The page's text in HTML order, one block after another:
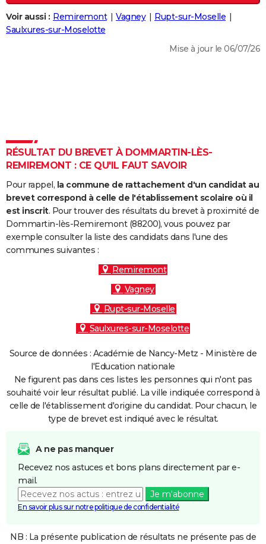
Destinations
City break
Voyage nature
Voyage de noces
Forum
Climat
+
PHOTO
COPAINS D'AVANT
S'inscrire
Se connecter
Lycées
Collèges
Primaires
Universités
Entreprises
Service militaire
Avis de recherche
AVIS DE DÉCÈS
FORUM
Bricolage
Lifestyle
Culture
Sport
Auto
Television
Voyage
Cinema
Voir aussi : Remiremont Vagney
Rupt-sur-Moselle
Saulxures-sur-Moselotte
Mise à jour le 06/07/26
RÉSULTAT DU BREVET À DOMMARTIN-LÈS-
REMIREMONT : CE QU'IL FAUT SAVOIR
Pour rappel, la commune de rattachement d'un candidat au
brevet correspond à celle de l'établissement scolaire où il
est inscrit. Pour trouver des résultats du brevet à proximité de
Dommartin-lès-Remiremont (88200), vous pouvez par
exemple consulter la liste des candidats dans l'une des
communes suivantes :
Remiremont
Vagney
Rupt-sur-Moselle
Saulxures-sur-Moselotte
Source de données : Académie de Nancy-Metz - Ministère de
l'Education nationale
Ne figurent pas dans ces listes les personnes qui n'ont pas
souhaité voir leur résultat publié. La ville indiquée correspond à
celle de l'établissement d'origine du candidat. Pour chacun, le
type de brevet est indiqué avec le résultat.
A ne pas manquer
Recevez nos astuces et bons plans directement par e-
mail.
Je m'abonne
En savoir plus sur notre politique de confidentialité
NB : La présente publication de résultats ne présente pas de